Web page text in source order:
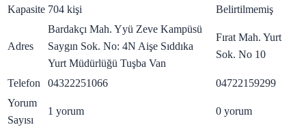
Kapasite 704 kişi Belirtilmemiş
Adres
Bardakçı Mah. Yyü Zeve Kampüsü
Saygın Sok. No: 4N Aişe Sıddıka
Yurt Müdürlüğü Tuşba Van
Fırat Mah. Yurt
Sok. No 10
Telefon 04322251066
04722159299
Yorum
Sayısı
1 yorum 0 yorum